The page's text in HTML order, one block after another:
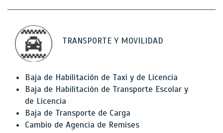
TRANSPORTE Y MOVILIDAD
Baja de Habilitación de Taxi y de Licencia
Baja de Habilitación de Transporte Escolar y
de Licencia
Baja de Transporte de Carga
Cambio de Agencia de Remises